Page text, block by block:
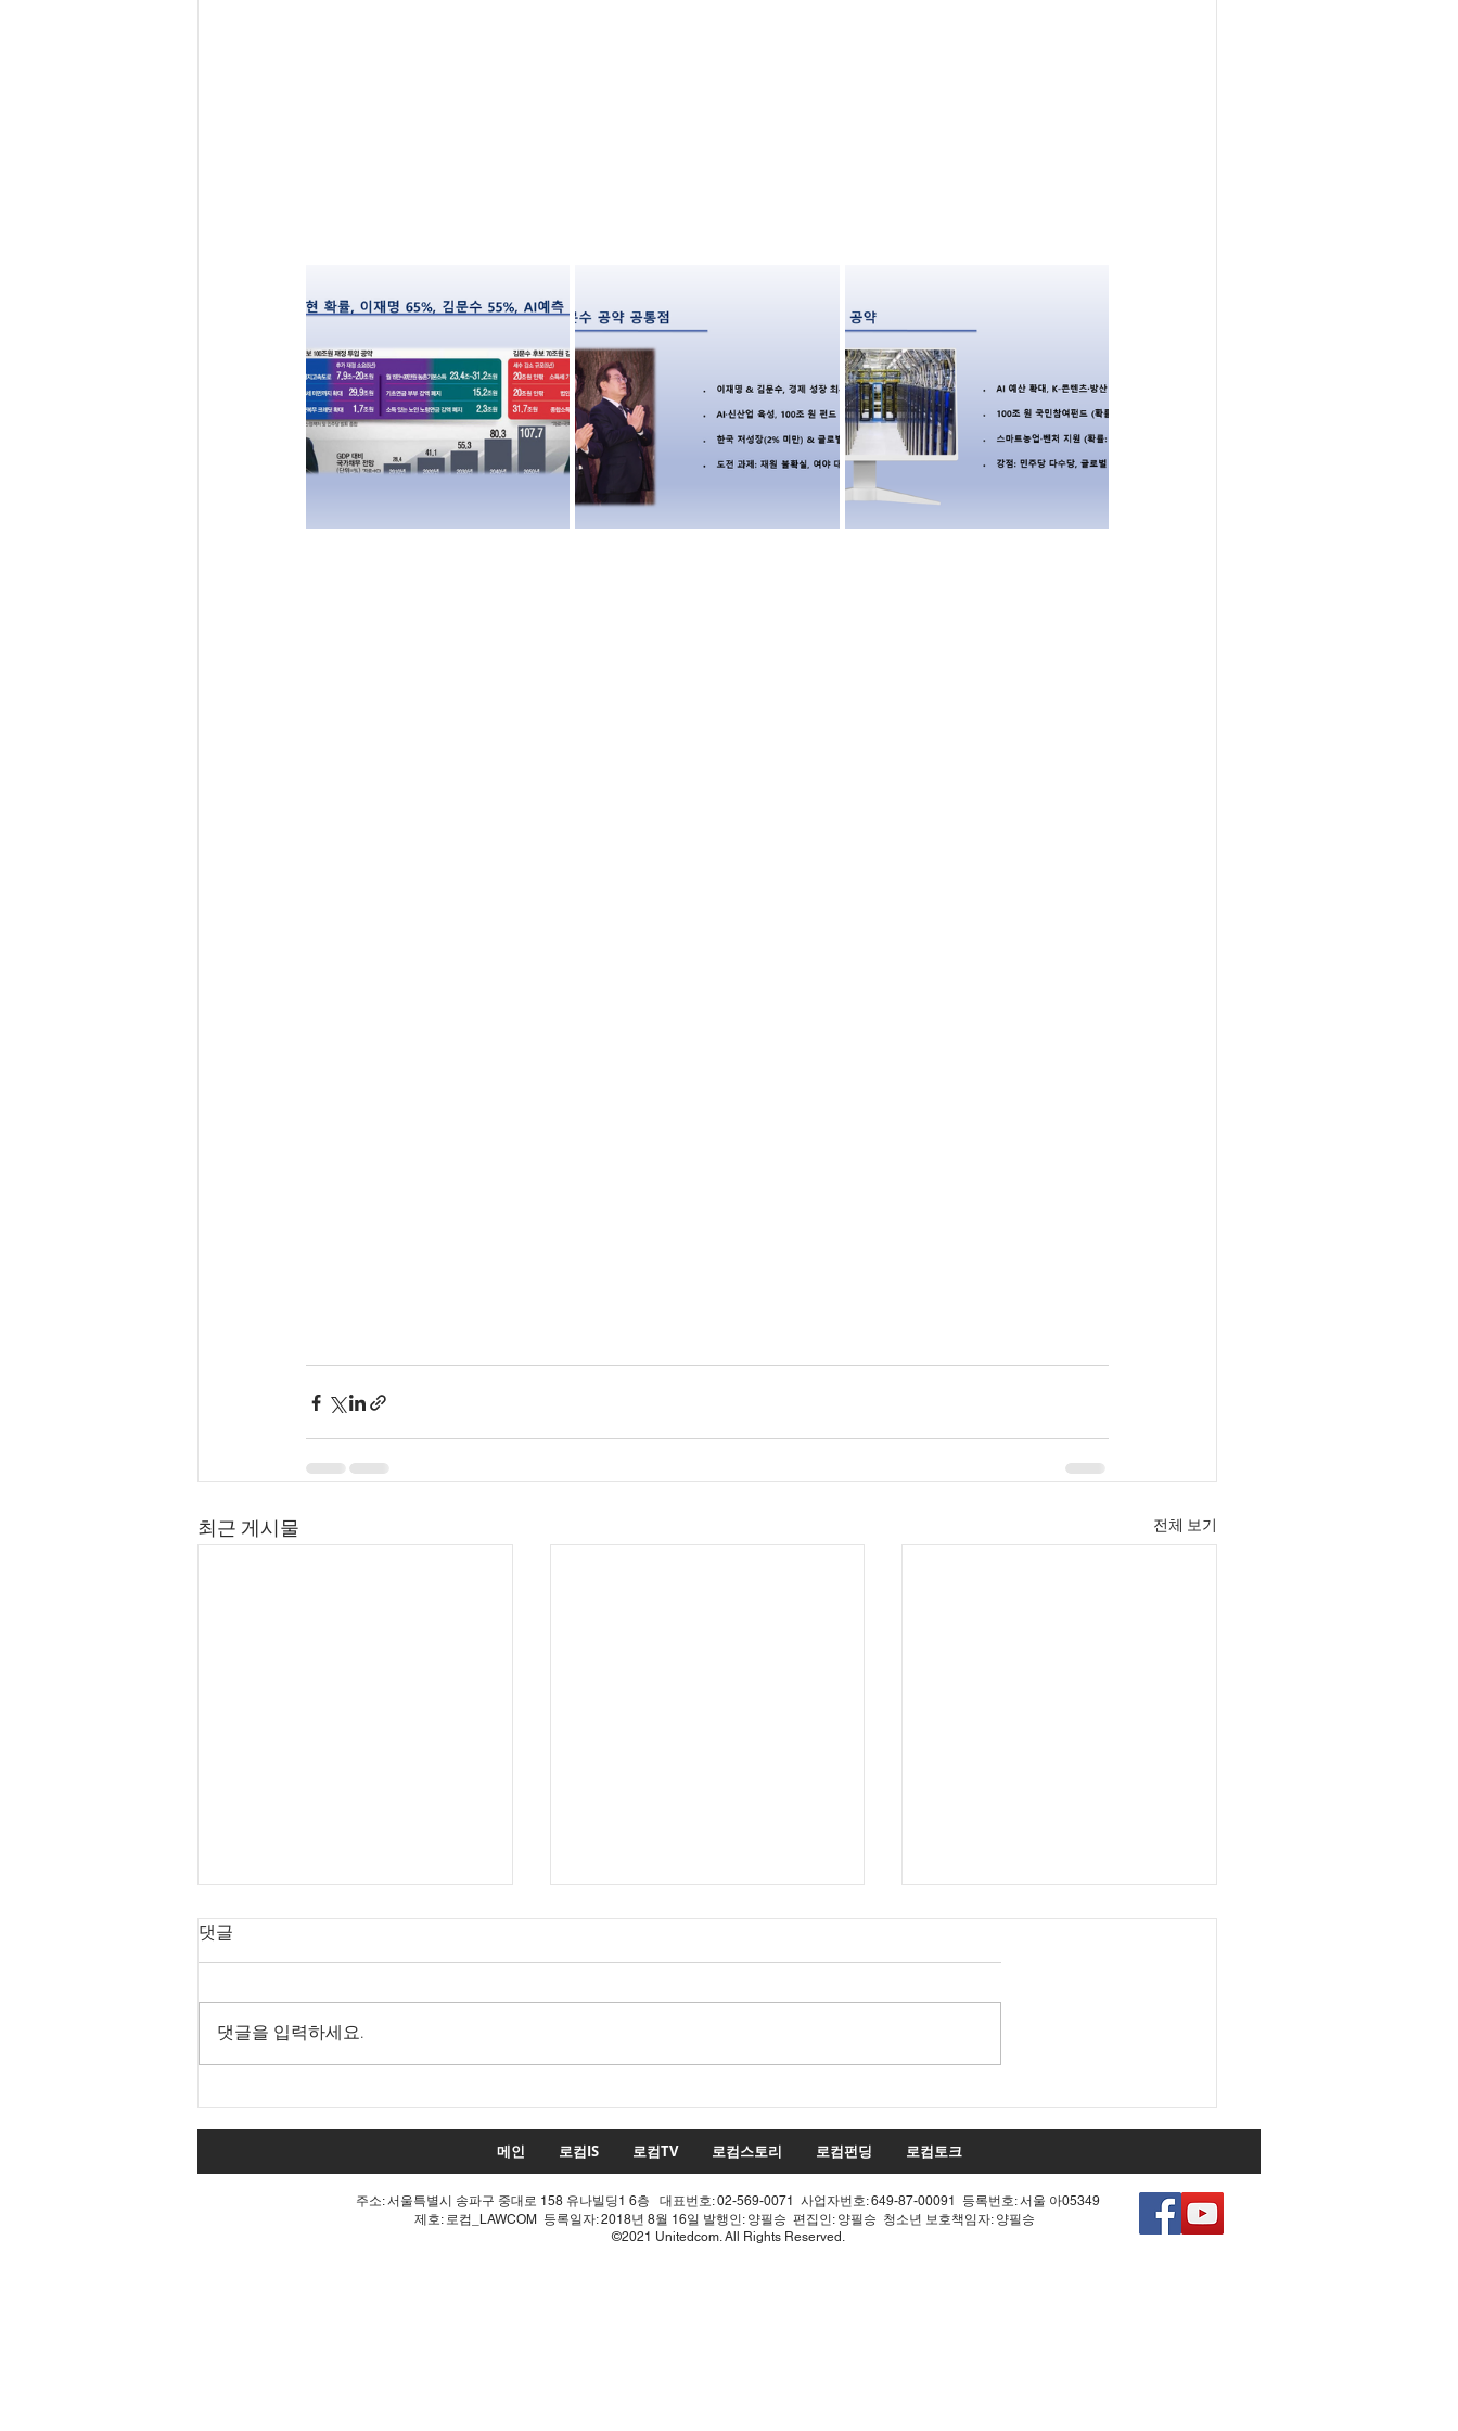
최근 게시물 전체 보기
공 불꽃!
적 쇄신으론 어림없다!
수치 조작 모의한 선관위!
댓글
댓글을 입력하세요.
메인 로컴IS 로컴TV 로컴스토리 로컴펀딩 로컴토크
주소: 서울특별시 송파구 중대로 158 유나빌딩1 6층 대표번호: 02-569-0071 사업자번호: 649-87-00091 등록번호: 서울 아05349
제호: 로컴_LAWCOM 등록일자: 2018년 8월 16일 발행인: 양필승 편집인: 양필승 청소년 보호책임자: 양필승
©2021 Unitedcom. All Rights Reserved.